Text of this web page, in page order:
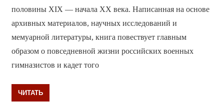
половины XIX — начала XX века. Написанная на основе
архивных материалов, научных исследований и
мемуарной литературы, книга повествует главным
образом о повседневной жизни российских военных
гимназистов и кадет того
ЧИТАТЬ